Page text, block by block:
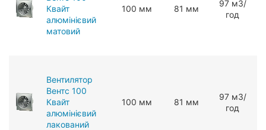
Квайт
алюмінієвий
матовий
100 мм 81 мм
97 мЗ/
год
Вентилятор
Вентс 100
Квайт
алюмінієвий
лакований
100 мм 81 мм
97 мЗ/
год